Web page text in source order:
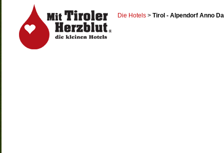
Die Hotels> Tirol - Alpendorf Anno